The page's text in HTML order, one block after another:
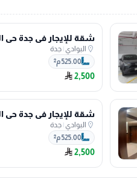
شقة للإيجار في جدة حي
البوادي | جدة
525.00 م²
2,500
شقة للإيجار في جدة حي
البوادي | جدة
525.00 م²
2,500